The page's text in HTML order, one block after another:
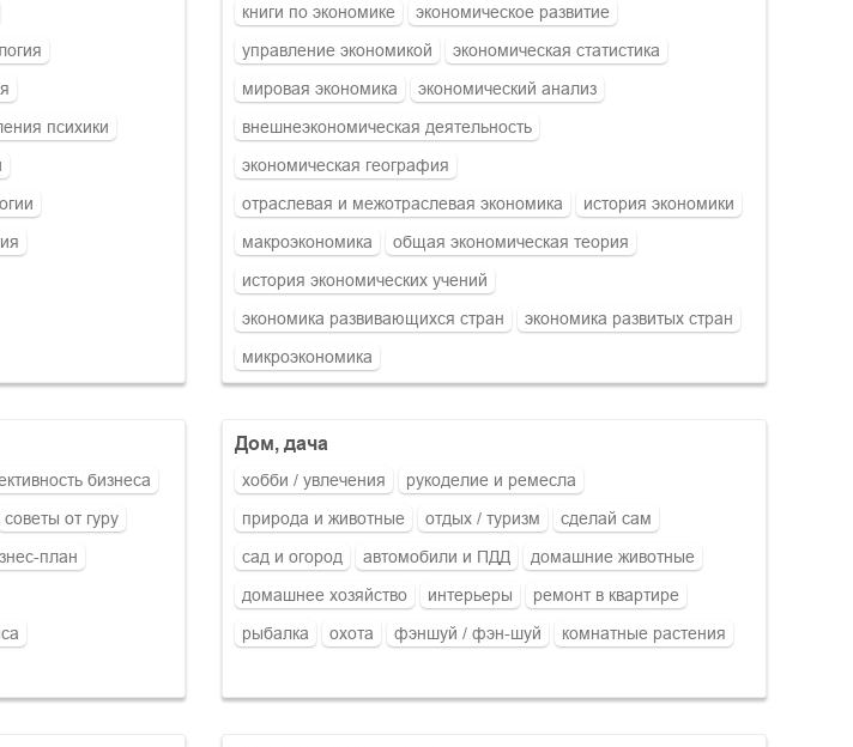
психики
книги по экономике
экономическое развитие
управление экономикой
экономическая статистика
мировая экономика
экономический анализ
внешнеэкономическая деятельность
экономическая география
отраслевая и межотраслевая экономика
история экономики
макроэкономика
общая экономическая теория
история экономических учений
экономика развивающихся стран
экономика развитых стран
микроэкономика
бизнеса
советы от гуру
план
дом, дача
хобби / увлечения
рукоделие и ремесла
природа и животные
отдых / туризм
сделай сам
сад и огород
автомобили и ПДД
домашние животные
домашнее хозяйство
интерьеры
ремонт в квартире
рыбалка
охота фэншуй / фэн-шуй комнатные растения